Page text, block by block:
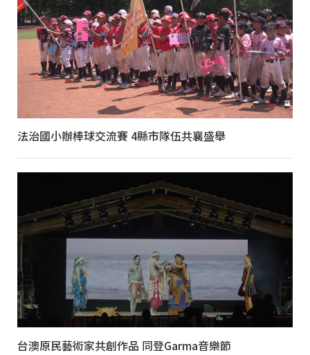
法治國小辦棒球交流賽 4縣市隊伍共襄盛舉
台澳原民藝術家共創作品 同登Garma音樂節